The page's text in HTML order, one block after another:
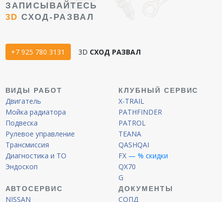
ЗАПИСЫВАЙТЕСЬ
3D СХОД-РАЗВАЛ
+7 925 780 3131 3D СХОД РАЗВАЛ
ВИДЫ РАБОТ
Двигатель
Мойка радиатора
Подвеска
Рулевое управление
Трансмиссия
Диагностика и ТО
Эндоскоп
КЛУБНЫЙ СЕРВИС
X-TRAIL
PATHFINDER
PATROL
TEANA
QASHQAI
FX — % скидки
QX70
G
АВТОСЕРВИС
NISSAN
ДОКУМЕНТЫ
СОПД